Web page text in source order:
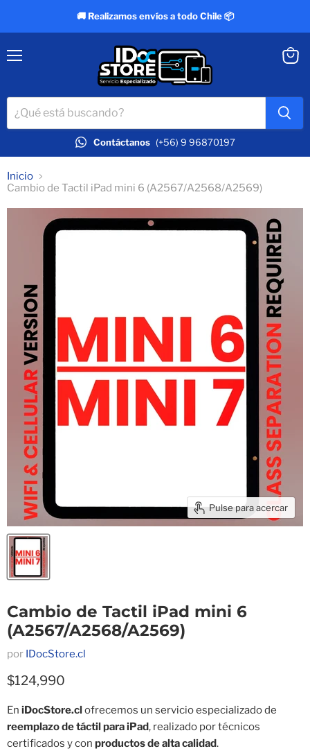
🚚 Realizamos envíos a todo Chile 📦
Contáctanos (+56) 9 96870197
Inicio
Cambio de Tactil iPad mini 6 (A2567/A2568/A2569)
Pulse para acercar
Cambio de Tactil iPad mini 6
(A2567/A2568/A2569)
por IDocStore.cl
Precio actual
$124,990
En iDocStore.clofrecemos un servicio especializado de
reemplazo de táctil para iPad, realizado por técnicos
certificados y con productos de alta calidad.